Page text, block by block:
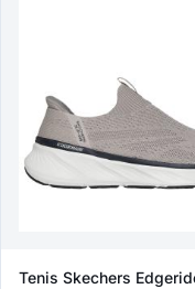
Tenis Skechers